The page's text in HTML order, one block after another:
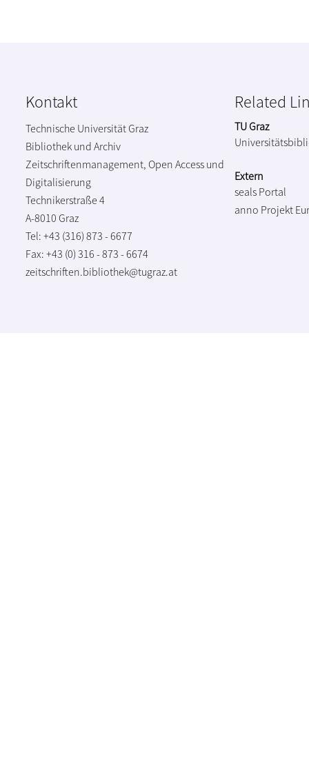
Kontakt
Technische Universität Graz
Bibliothek und Archiv
Zeitschriftenmanagement, Open Access und
Digitalisierung
Technikerstraße 4
A-8010 Graz
Tel: +43 (316) 873 - 6677
Fax: +43 (0) 316 - 873 - 6674
zeitschriften.bibliothek@tugraz.at
Related
TU Graz
Extern
seals Portal
anno Projekt